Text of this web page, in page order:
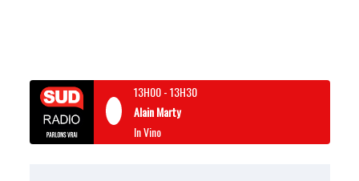
13H00-13H30
Alain Marty
In Vino